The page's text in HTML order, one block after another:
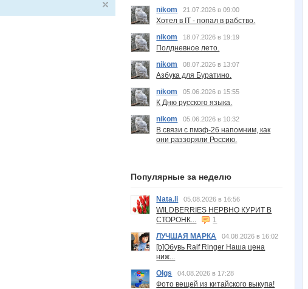
nikom 21.07.2026 в 09:00
Хотел в IT - попал в рабство.
nikom
18.07.2026 в 19:19
Полдневное лето.
nikom
08.07.2026 в 13:07
Азбука для Буратино.
nikom
05.06.2026 в 15:55
К Дню русского языка.
nikom
05.06.2026 в 10:32
В связи с пмэф-26 напомним, как
они раззоряли Россию.
Популярные за неделю
Nata.li 05.08.2026 в 16:56
WILDBERRIES НЕРВНО КУРИТ В
СТОРОНК...
1
ЛУЧШАЯ МАРКА
04.08.2026 в 16:02
[b]Обувь Ralf Ringer Наша цена
ниж...
Olgs
04.08.2026 в 17:28
Фото вещей из китайского выкупа!